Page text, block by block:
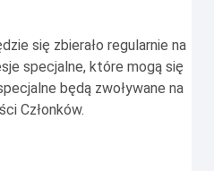
się zbierało regularnie na
specjalne, które mogą się
będą zwoływane na
Członków.